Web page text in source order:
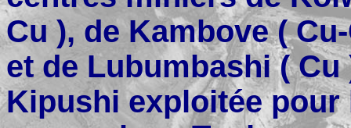
Cu ), de Kambove (
et de Lubumbashi (
Kipushi exploitée pour